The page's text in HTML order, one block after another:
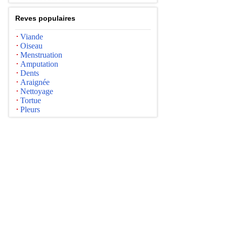
Reves populaires
Viande
Oiseau
Menstruation
Amputation
Dents
Araignée
Nettoyage
Tortue
Pleurs